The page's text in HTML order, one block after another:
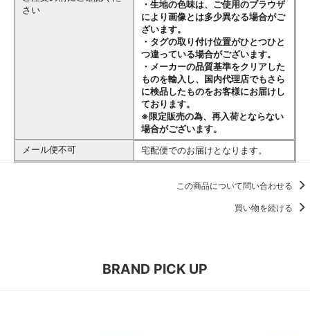
さい
・生地の色味は、ご使用のブラウザ
により画像とは多少異なる場合がご
ざいます。
・タグの取り付け位置がひとつひと
つ違っている場合がございます。
・メーカーの品質基準をクリアした
ものを輸入し、国内代理店でもさら
に検品したものをお客様にお届けし
ております。
※限定販売の為、再入荷とならない
場合がございます。
メール便不可
宅配便でのお届けとなります。
この商品について問い合わせる
買い物を続ける
BRAND PICK UP